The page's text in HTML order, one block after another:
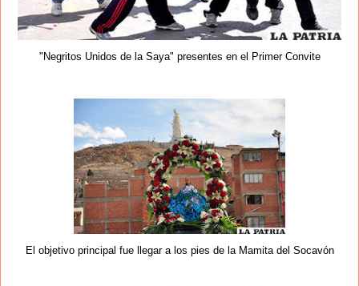
"Negritos Unidos de la Saya" presentes en el Primer Convite
El objetivo principal fue llegar a los pies de la Mamita del Socavón